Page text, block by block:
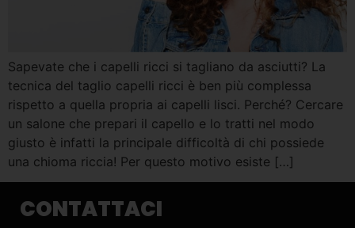
Sapevate che i capelli ricci si tagliano da asciutti? La
tecnica del taglio capelli ricci è ben più complessa
rispetto a quella propria ai capelli lisci. Perché? Cercare
un salone che prepari il capello e lo tratti nel modo
giusto è infatti la principale difficoltà di chi possiede
una chioma riccia! Per questo motivo esiste […]
CONTATTACI